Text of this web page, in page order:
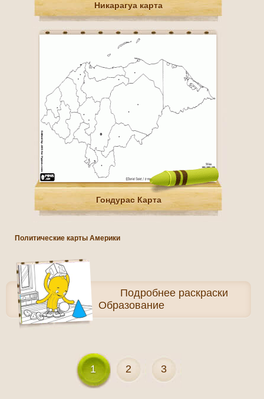
Никарагуа карта
Гондурас Карта
Политические карты Америки
Подробнее раскраски
Образование
1 2 3